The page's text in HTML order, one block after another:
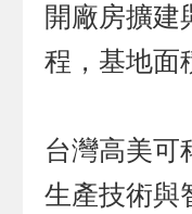
開廠房擴建
程，基地面
台灣高美可
生產技術與